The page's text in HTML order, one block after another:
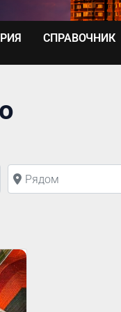
СПРАВОЧНИК
Рядом